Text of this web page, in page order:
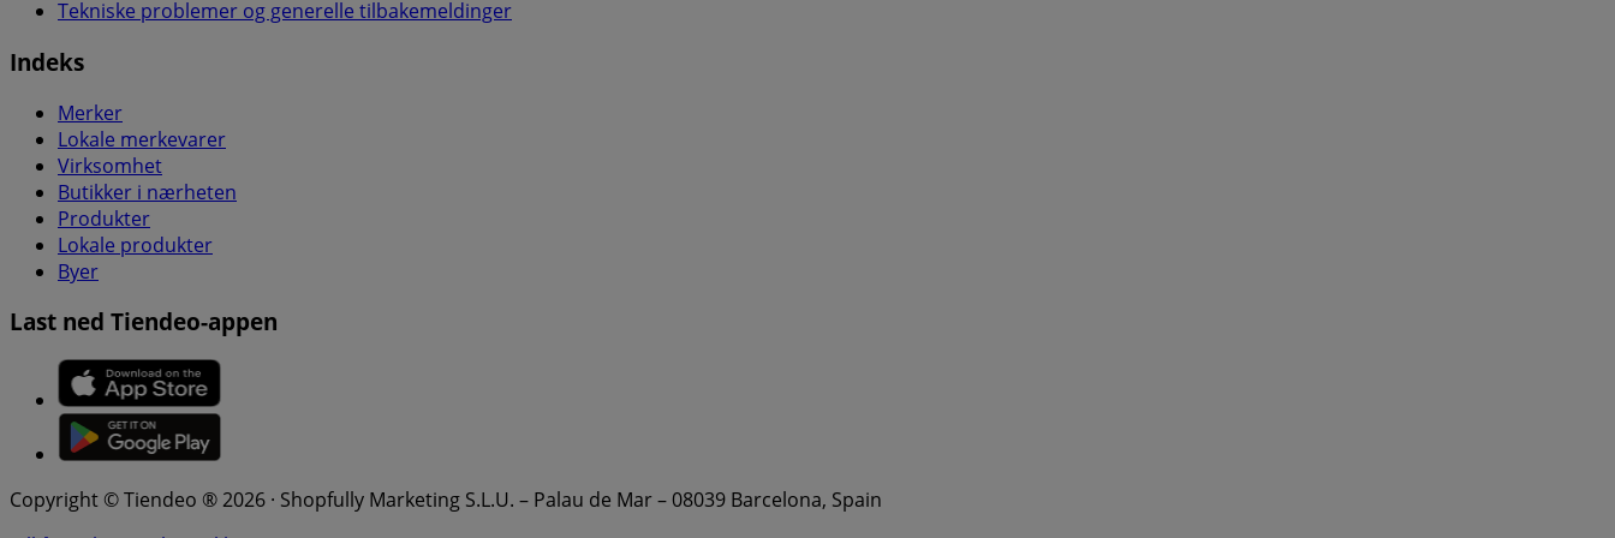
Tekniske problemer og generelle tilbakemeldinger
Indeks
Merker
Lokale merkevarer
Virksomhet
Butikker i nærheten
Produkter
Lokale produkter
Byer
Last ned Tiendeo-appen
Copyright © Tiendeo ® 2026 · Shopfully Marketing S.L.U. – Palau de Mar – 08039 Barcelona, Spain